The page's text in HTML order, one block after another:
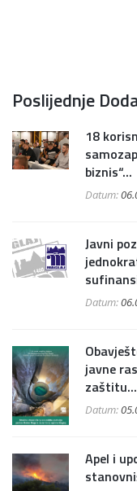
Poslijednje
18
biznis“...
Datum:
Javni
Datum:
javne
zaštitu...
Datum:
Apel i